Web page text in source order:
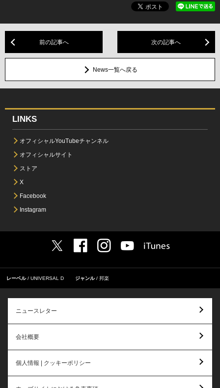
前の記事へ 次の記事へ
News一覧へ戻る
LINKS
オフィシャルYouTubeチャンネル
オフィシャルサイト
ストア
X
Facebook
Instagram
レーベル UNIVERSAL D ジャンル 邦楽
ニュースレター
会社概要
個人情報 | クッキーポリシー